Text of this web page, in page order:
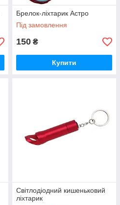
Брелок-ліхтарик Астро
Під замовлення
150 ₴
Купити
Світлодіодний кишеньковий
ліхтарик